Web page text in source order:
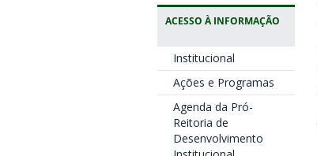
ACESSO À INFORMAÇÃO
Institucional
Ações e Programas
Agenda da Pró-
Reitoria de
Desenvolvimento